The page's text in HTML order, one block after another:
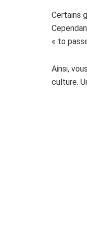
Certains
« to
Ainsi,
culture.